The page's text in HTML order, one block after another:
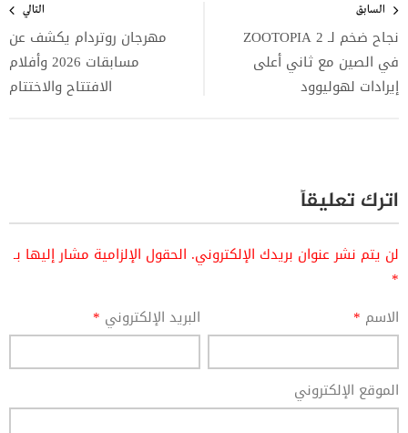
المقالات
السابق
نجاح ضخم لـ ZOOTOPIA 2
في الصين مع ثاني أعلى
إيرادات لهوليوود
التالي
مهرجان روتردام يكشف عن
مسابقات 2026 وأفلام
الافتتاح والاختتام
اترك تعليقاً
لن يتم نشر عنوان بريدك الإلكتروني. الحقول الإلزامية مشار إليها بـ
*
الاسم * البريد الإلكتروني *
الموقع الإلكتروني